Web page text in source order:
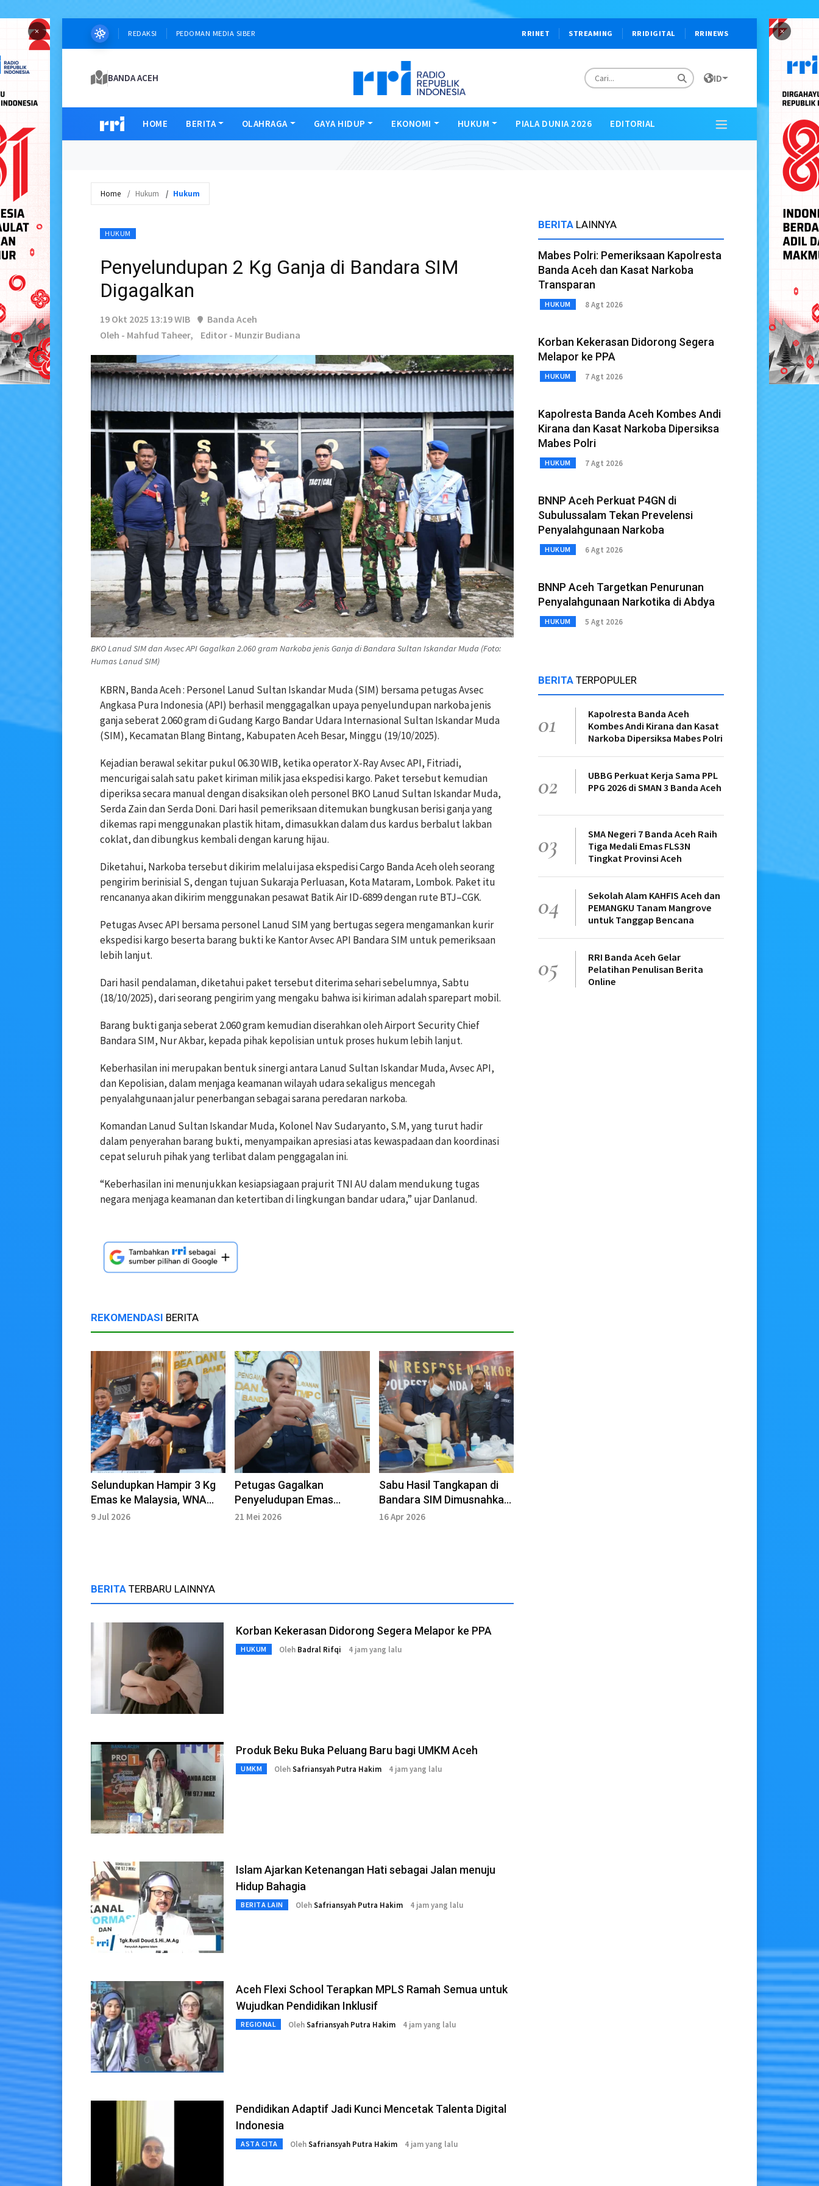
× ×
REDAKSI PEDOMAN MEDIA SIBER RRINET STREAMING RRIDIGITAL RRINEWS
BANDA ACEH ID
HOME BERITA OLAHRAGA GAYA HIDUP EKONOMI HUKUM PIALA DUNIA 2026 EDITORIAL
Home Hukum Hukum
HUKUM
Penyelundupan 2 Kg Ganja di Bandara SIM
Digagalkan
19 Okt 2025 13:19 WIB
Banda Aceh
Oleh - Mahfud Taheer,
Editor - Munzir Budiana
BKO Lanud SIM dan Avsec API Gagalkan 2.060 gram Narkoba jenis Ganja di Bandara Sultan Iskandar Muda (Foto:
Humas Lanud SIM)
KBRN, Banda Aceh : Personel Lanud Sultan Iskandar Muda (SIM) bersama petugas Avsec
Angkasa Pura Indonesia (API) berhasil menggagalkan upaya penyelundupan narkoba jenis
ganja seberat 2.060 gram di Gudang Kargo Bandar Udara Internasional Sultan Iskandar Muda
(SIM), Kecamatan Blang Bintang, Kabupaten Aceh Besar, Minggu (19/10/2025).
Kejadian berawal sekitar pukul 06.30 WIB, ketika operator X-Ray Avsec API, Fitriadi,
mencurigai salah satu paket kiriman milik jasa ekspedisi kargo. Paket tersebut kemudian
diperiksa secara manual dengan disaksikan oleh personel BKO Lanud Sultan Iskandar Muda,
Serda Zain dan Serda Doni. Dari hasil pemeriksaan ditemukan bungkusan berisi ganja yang
dikemas rapi menggunakan plastik hitam, dimasukkan dalam dus kardus berbalut lakban
coklat, dan dibungkus kembali dengan karung hijau.
Diketahui, Narkoba tersebut dikirim melalui jasa ekspedisi Cargo Banda Aceh oleh seorang
pengirim berinisial S, dengan tujuan Sukaraja Perluasan, Kota Mataram, Lombok. Paket itu
rencananya akan dikirim menggunakan pesawat Batik Air ID-6899 dengan rute BTJ–CGK.
Petugas Avsec API bersama personel Lanud SIM yang bertugas segera mengamankan kurir
ekspedisi kargo beserta barang bukti ke Kantor Avsec API Bandara SIM untuk pemeriksaan
lebih lanjut.
Dari hasil pendalaman, diketahui paket tersebut diterima sehari sebelumnya, Sabtu
(18/10/2025), dari seorang pengirim yang mengaku bahwa isi kiriman adalah sparepart mobil.
Barang bukti ganja seberat 2.060 gram kemudian diserahkan oleh Airport Security Chief
Bandara SIM, Nur Akbar, kepada pihak kepolisian untuk proses hukum lebih lanjut.
Keberhasilan ini merupakan bentuk sinergi antara Lanud Sultan Iskandar Muda, Avsec API,
dan Kepolisian, dalam menjaga keamanan wilayah udara sekaligus mencegah
penyalahgunaan jalur penerbangan sebagai sarana peredaran narkoba.
Komandan Lanud Sultan Iskandar Muda, Kolonel Nav Sudaryanto, S.M, yang turut hadir
dalam penyerahan barang bukti, menyampaikan apresiasi atas kewaspadaan dan koordinasi
cepat seluruh pihak yang terlibat dalam penggagalan ini.
“Keberhasilan ini menunjukkan kesiapsiagaan prajurit TNI AU dalam mendukung tugas
negara menjaga keamanan dan ketertiban di lingkungan bandar udara,” ujar Danlanud.
REKOMENDASI BERITA
Selundupkan Hampir 3 Kg
Emas ke Malaysia, WNA
China Ditangkap di Bandara
9 Jul 2026
Petugas Gagalkan
Penyeludupan Emas
Batangan Senilai Rp1,4
21 Mei 2026
Sabu Hasil Tangkapan di
Bandara SIM Dimusnahkan,
Pelaku Diancam Hukuman
16 Apr 2026
BERITA TERBARU LAINNYA
Korban Kekerasan Didorong Segera Melapor ke PPA
HUKUM Oleh Badral Rifqi 4 jam yang lalu
Produk Beku Buka Peluang Baru bagi UMKM Aceh
UMKM OlehSafriansyah Putra Hakim 4 jam yang lalu
Islam Ajarkan Ketenangan Hati sebagai Jalan menuju
Hidup Bahagia
BERITA LAIN OlehSafriansyah Putra Hakim 4 jam yang lalu
Aceh Flexi School Terapkan MPLS Ramah Semua untuk
Wujudkan Pendidikan Inklusif
REGIONAL OlehSafriansyah Putra Hakim 4 jam yang lalu
Pendidikan Adaptif Jadi Kunci Mencetak Talenta Digital
Indonesia
ASTA CITA OlehSafriansyah Putra Hakim 4 jam yang lalu
BERITA LAINNYA
Mabes Polri: Pemeriksaan Kapolresta
Banda Aceh dan Kasat Narkoba
Transparan
HUKUM 8 Agt 2026
Korban Kekerasan Didorong Segera
Melapor ke PPA
HUKUM 7 Agt 2026
Kapolresta Banda Aceh Kombes Andi
Kirana dan Kasat Narkoba Dipersiksa
Mabes Polri
HUKUM 7 Agt 2026
BNNP Aceh Perkuat P4GN di
Subulussalam Tekan Prevelensi
Penyalahgunaan Narkoba
HUKUM 6 Agt 2026
BNNP Aceh Targetkan Penurunan
Penyalahgunaan Narkotika di Abdya
HUKUM 5 Agt 2026
BERITA TERPOPULER
01
Kapolresta Banda Aceh
Kombes Andi Kirana dan Kasat
Narkoba Dipersiksa Mabes Polri
02
UBBG Perkuat Kerja Sama PPL
PPG 2026 di SMAN 3 Banda Aceh
03
SMA Negeri 7 Banda Aceh Raih
Tiga Medali Emas FLS3N
Tingkat Provinsi Aceh
04
Sekolah Alam KAHFIS Aceh dan
PEMANGKU Tanam Mangrove
untuk Tanggap Bencana
05
RRI Banda Aceh Gelar
Pelatihan Penulisan Berita
Online